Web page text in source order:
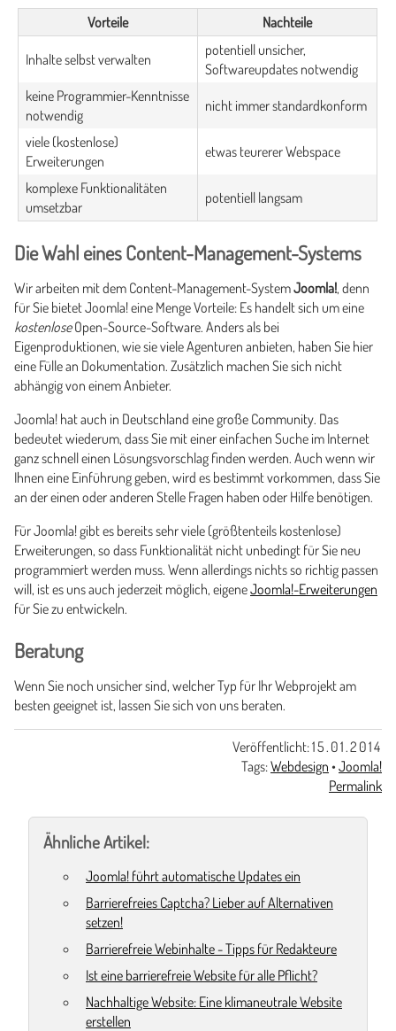
Vorteile Nachteile
Inhalte selbst verwalten
potentiell unsicher,
Softwareupdates notwendig
keine Programmier-Kenntnisse
notwendig
nicht immer standardkonform
viele (kostenlose)
Erweiterungen
etwas teurerer Webspace
komplexe Funktionalitäten
umsetzbar
potentiell langsam
Die Wahl eines Content-Management-Systems
Wir arbeiten mit dem Content-Management-SystemJoomla!, denn
für Sie bietet Joomla! eine Menge Vorteile: Es handelt sich um eine
kostenloseOpen-Source-Software. Anders als bei
Eigenproduktionen, wie sie viele Agenturen anbieten, haben Sie hier
eine Fülle an Dokumentation. Zusätzlich machen Sie sich nicht
abhängig von einem Anbieter.
Joomla! hat auch in Deutschland eine große Community. Das
bedeutet wiederum, dass Sie mit einer einfachen Suche im Internet
ganz schnell einen Lösungsvorschlag finden werden. Auch wenn wir
Ihnen eine Einführung geben, wird es bestimmt vorkommen, dass Sie
an der einen oder anderen Stelle Fragen haben oder Hilfe benötigen.
Für Joomla! gibt es bereits sehr viele (größtenteils kostenlose)
Erweiterungen, so dass Funktionalität nicht unbedingt für Sie neu
programmiert werden muss. Wenn allerdings nichts so richtig passen
will, ist es uns auch jederzeit möglich, eigeneJoomla!-Erweiterungen
für Sie zu entwickeln.
Beratung
Wenn Sie noch unsicher sind, welcher Typ für Ihr Webprojekt am
besten geeignet ist, lassen Sie sich von uns beraten.
Veröffentlicht:15.01.2014
Tags:Webdesign • Joomla!
Permalink
Ähnliche Artikel:
Joomla! führt automatische Updates ein
Barrierefreies Captcha? Lieber auf Alternativen
setzen!
Barrierefreie Webinhalte - Tipps für Redakteure
Ist eine barrierefreie Website für alle Pflicht?
Nachhaltige Website: Eine klimaneutrale Website
erstellen